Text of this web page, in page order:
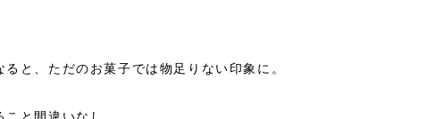
と、ただのお菓子では物足りない印象に。
と間違いなし。